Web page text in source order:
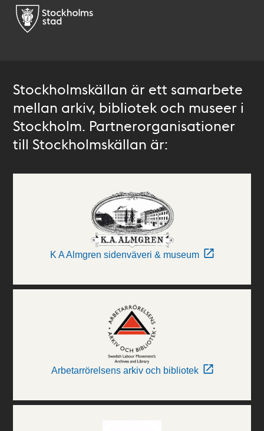
Stockholmskällan är ett samarbete
mellan arkiv, bibliotek och museer i
Stockholm. Partnerorganisationer
till Stockholmskällan är:
K A Almgren sidenväveri & museum
Arbetarrörelsens arkiv och bibliotek